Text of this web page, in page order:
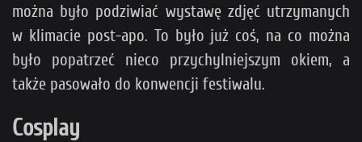
można było podziwiać wystawę zdjęć utrzymanych
w klimacie post-apo. To było już coś, na co można
było popatrzeć nieco przychylniejszym okiem, a
także pasowało do konwencji festiwalu.
Cosplay